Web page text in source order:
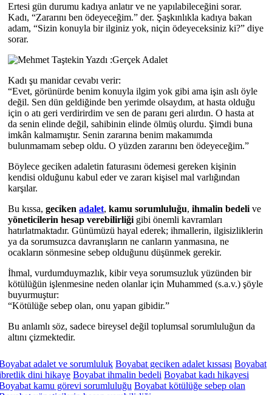
Ertesi gün durumu kadıya anlatır ve ne yapılabileceğini sorar.
Kadı, “Zararını ben ödeyeceğim.” der. Şaşkınlıkla kadıya bakan
adam, “Sizin konuyla bir ilginiz yok, niçin ödeyeceksiniz ki?” diye
sorar.
Kadı şu manidar cevabı verir:
“Evet, görünürde benim konuyla ilgim yok gibi ama işin aslı öyle
değil. Sen dün geldiğinde ben yerimde olsaydım, at hasta olduğu
için o atı geri verdirirdim ve sen de paranı geri alırdın. O hasta at
da senin elinde değil, sahibinin elinde ölmüş olurdu. Şimdi buna
imkân kalmamıştır. Senin zararına benim makamımda
bulunmamam sebep oldu. O yüzden zararını ben ödeyeceğim.”
Böylece geciken adaletin faturasını ödemesi gereken kişinin
kendisi olduğunu kabul eder ve zararı kişisel mal varlığından
karşılar.
Bu kıssa, geciken adalet, kamu sorumluluğu, ihmalin bedeli ve
yöneticilerin hesap verebilirliği gibi önemli kavramları
hatırlatmaktadır. Günümüzü hayal ederek; ihmallerin, ilgisizliklerin
ya da sorumsuzca davranışların ne canların yanmasına, ne
ocakların sönmesine sebep olduğunu düşünmek gerekir.
İhmal, vurdumduymazlık, kibir veya sorumsuzluk yüzünden bir
kötülüğün işlenmesine neden olanlar için Muhammed (s.a.v.) şöyle
buyurmuştur:
“Kötülüğe sebep olan, onu yapan gibidir.”
Bu anlamlı söz, sadece bireysel değil toplumsal sorumluluğun da
altını çizmektedir.
adalet ve sorumluluk Boyabat geciken adalet kıssası Boyabat
dini hikaye Boyabat ihmalin bedeli Boyabat kadı hikayesi
kamu görevi sorumluluğu Boyabat kötülüğe sebep olan